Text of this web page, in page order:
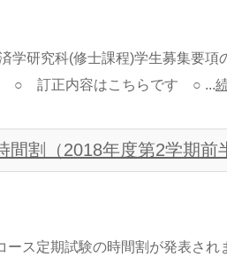
研究科(修士課程)学生募集要項
○ 訂正内容はこちらです ○ ...
割（2018年度第2学期前
ース定期試験の時間割が発表さ